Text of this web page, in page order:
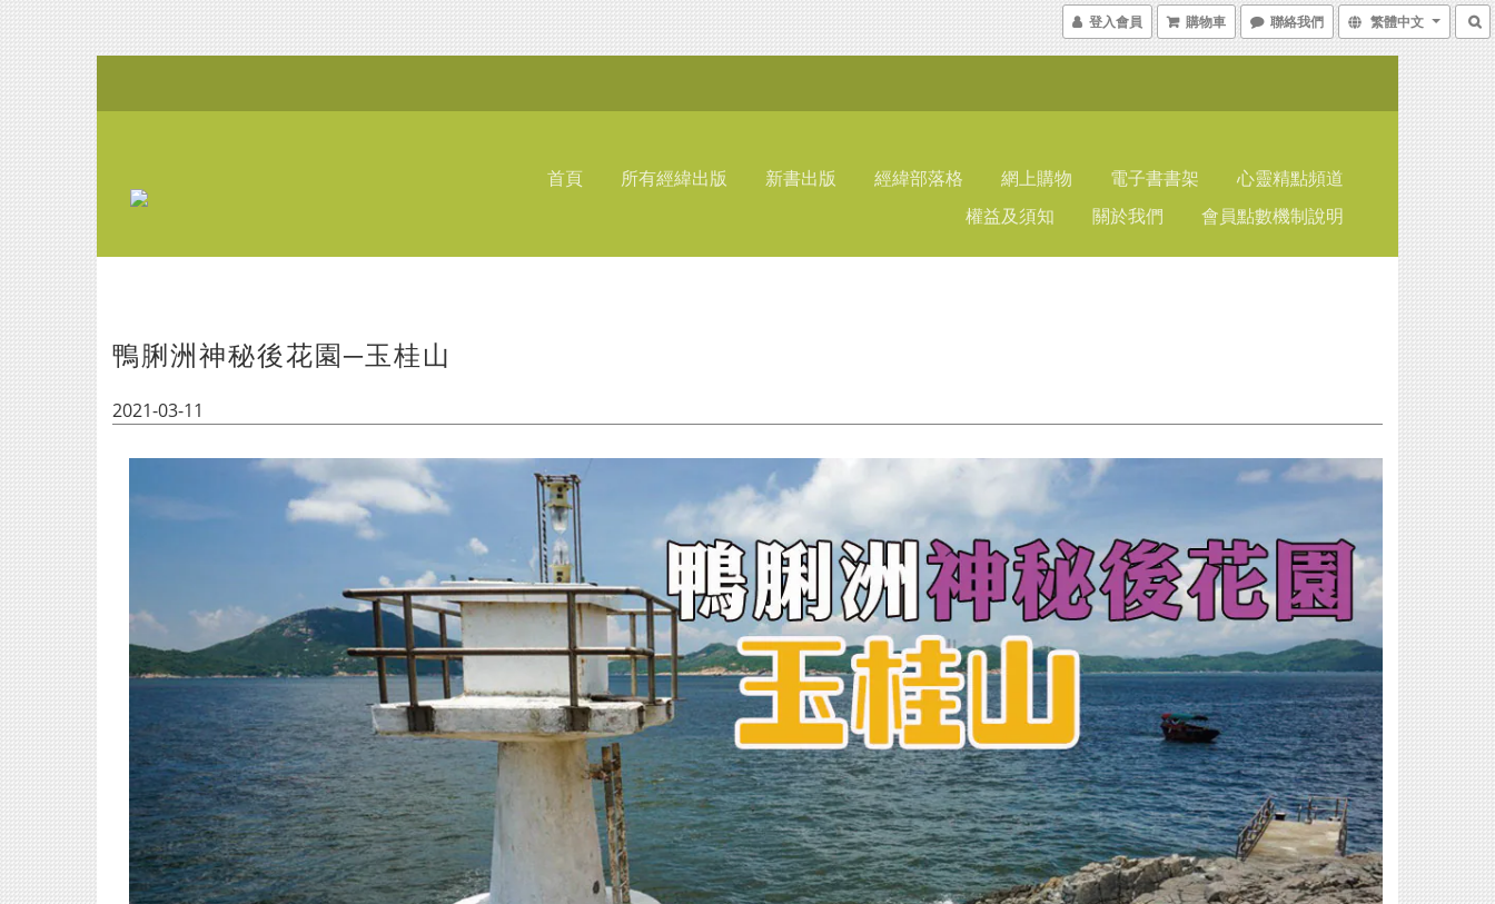
登入會員 購物車 聯絡我們 繁體中文
首頁 所有經緯出版 新書出版 經緯部落格 網上購物 電子書書架
心靈精點頻道
權益及須知
關於我們 會員點數機制說明
鴨脷洲神秘後花園─玉桂山
2021-03-11